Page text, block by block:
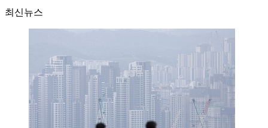
최신뉴스